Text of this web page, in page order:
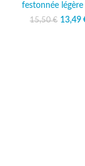
festonnée
15,50€ Le
13,49